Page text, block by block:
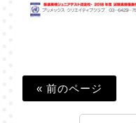
« 前のページ